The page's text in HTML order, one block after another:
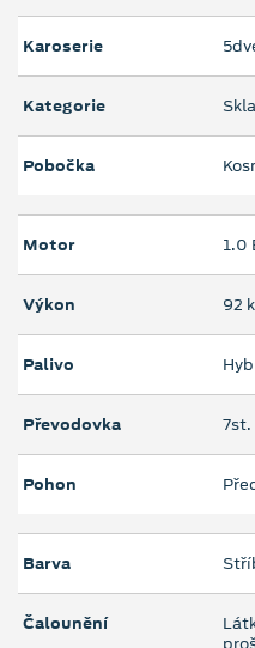
Karoserie
Kategorie
Pobočka
Motor 1.0
Výkon 92
Palivo
Převodovka
Pohon
Barva
Čalounění